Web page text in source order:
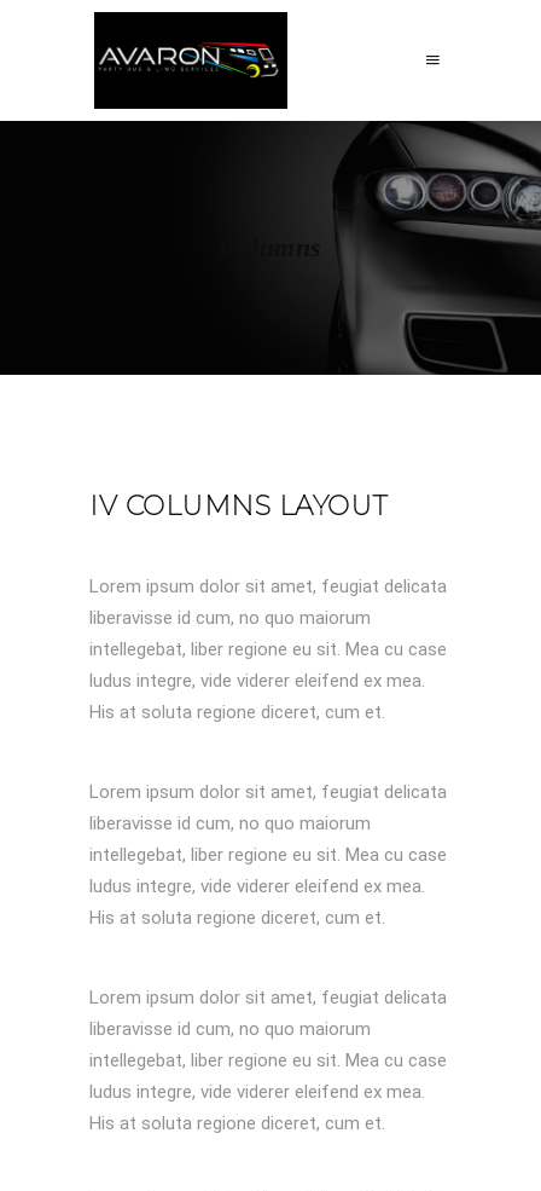
IV COLUMNS LAYOUT
Lorem ipsum dolor sit amet, feugiat delicata
liberavisse id cum, no quo maiorum
intellegebat, liber regione eu sit. Mea cu case
ludus integre, vide viderer eleifend ex mea.
His at soluta regione diceret, cum et.
Lorem ipsum dolor sit amet, feugiat delicata
liberavisse id cum, no quo maiorum
intellegebat, liber regione eu sit. Mea cu case
ludus integre, vide viderer eleifend ex mea.
His at soluta regione diceret, cum et.
Lorem ipsum dolor sit amet, feugiat delicata
liberavisse id cum, no quo maiorum
intellegebat, liber regione eu sit. Mea cu case
ludus integre, vide viderer eleifend ex mea.
His at soluta regione diceret, cum et.